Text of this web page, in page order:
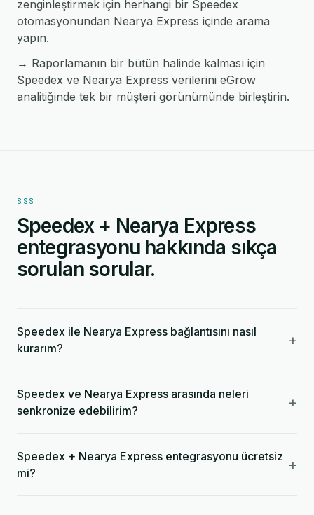
zenginleştirmek için herhangi bir Speedex
otomasyonundan Nearya Express içinde arama
yapın.
→ Raporlamanın bir bütün halinde kalması için
Speedex ve Nearya Express verilerini eGrow
analitiğinde tek bir müşteri görünümünde birleştirin.
SSS
Speedex + Nearya Express
entegrasyonu hakkında sıkça
sorulan sorular.
Speedex ile Nearya Express bağlantısını nasıl
kurarım?
+
Speedex ve Nearya Express arasında neleri
senkronize edebilirim?
+
Speedex + Nearya Express entegrasyonu ücretsiz
mi?
+